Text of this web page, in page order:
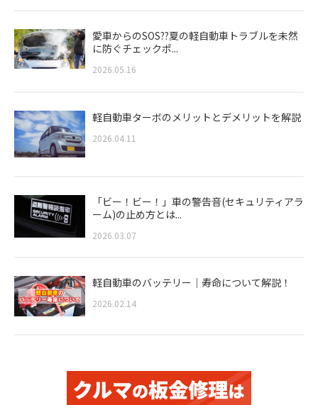
愛車からのSOS??夏の軽自動車トラブルを未然
に防ぐチェックポ...
2026.05.16
軽自動車ターボのメリットとデメリットを解説
2026.04.11
「ビー！ビー！」車の警告音(セキュリティアラ
ーム)の止め方とは...
2026.03.07
軽自動車のバッテリー｜寿命について解説！
2026.02.14